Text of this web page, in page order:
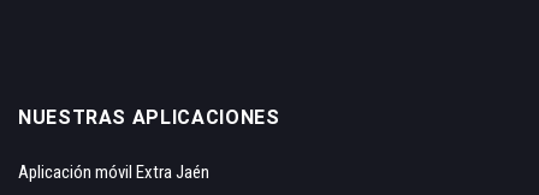
NUESTRAS APLICACIONES
Aplicación móvil Extra Jaén